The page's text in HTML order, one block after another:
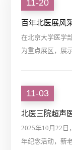
11-20
百年北医展风
在北京大学医学
为重点展区，展
物，生动记述了
的开拓历程与标
一，北医三院超
声医学在精准诊
11-03
北医三院超声
2025年10月22日
年纪念活动，新